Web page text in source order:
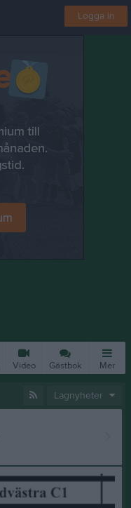
Logga in
Video Gästbok Mer
Lagnyheter